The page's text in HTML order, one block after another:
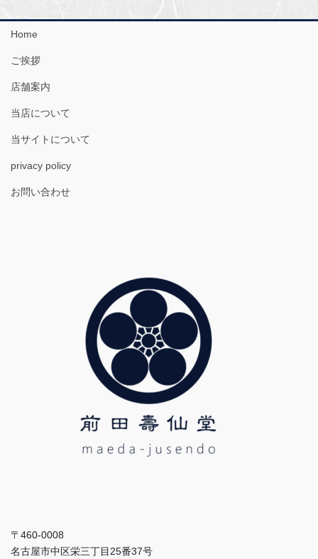
Home
ご挨拶
店舗案内
当店について
当サイトについて
privacy policy
お問い合わせ
〒460-0008
名古屋市中区栄三丁目25番37号